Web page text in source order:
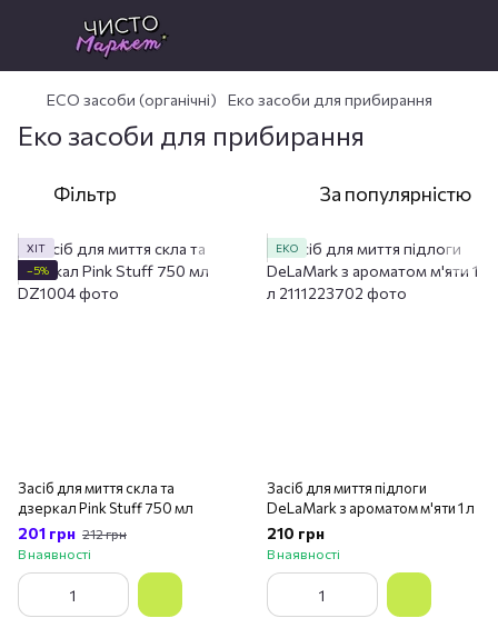
ECO засоби (органічні) Еко засоби для прибирання
Еко засоби для прибирання
Фільтр За популярністю
ХІТ
−5%
Засіб для миття скла та
дзеркал Pink Stuff 750 мл
201 грн 212 грн
В наявності
ЕКО
Засіб для миття підлоги
DeLaMark з ароматом м'яти 1 л
210 грн
В наявності